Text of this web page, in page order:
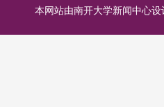
本网站由南开大学新闻中心设